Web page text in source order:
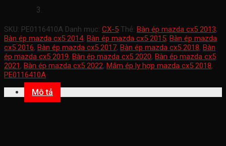
SKU: PE0116410A Danh mục: CX-5 Thẻ: Bàn ép mazda cx5 2013,
Bàn ép mazda cx5 2014, Bàn ép mazda cx5 2015, Bàn ép mazda
cx5 2016, Bàn ép mazda cx5 2017, Bàn ép mazda cx5 2018, Bàn
ép mazda cx5 2019, Bàn ép mazda cx5 2020, Bàn ép mazda cx5
2021 , Bàn ép mazda cx5 2022, Mâm ép ly hợp mazda cx5 2018,
PE0116410A
Mô tả